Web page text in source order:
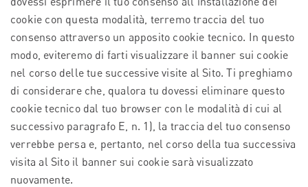
cookie con questa modalità, terremo traccia del tuo
consenso attraverso un apposito cookie tecnico. In questo
modo, eviteremo di farti visualizzare il banner sui cookie
nel corso delle tue successive visite al Sito. Ti preghiamo
di considerare che, qualora tu dovessi eliminare questo
cookie tecnico dal tuo browser con le modalità di cui al
successivo paragrafo E, n. 1), la traccia del tuo consenso
verrebbe persa e, pertanto, nel corso della tua successiva
visita al Sito il banner sui cookie sarà visualizzato
nuovamente.